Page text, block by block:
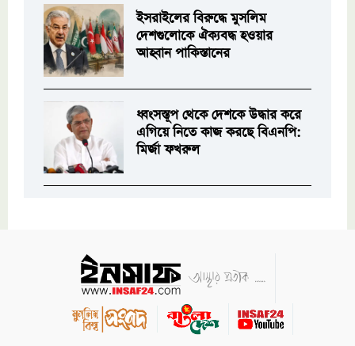
ইসরাইলের বিরুদ্ধে মুসলিম
দেশগুলোকে ঐক্যবদ্ধ হওয়ার
আহ্বান পাকিস্তানের
ধ্বংসস্তূপ থেকে দেশকে উদ্ধার করে
এগিয়ে নিতে কাজ করছে বিএনপি:
মির্জা ফখরুল